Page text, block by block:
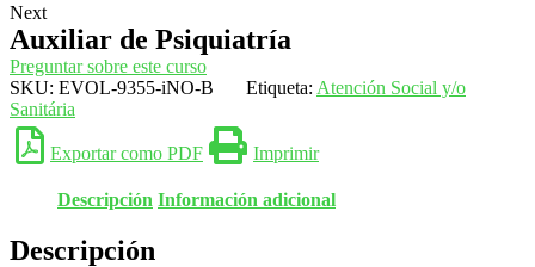
Next
Auxiliar de Psiquiatría
Preguntar sobre este curso
SKU: EVOL-9355-iNO-B Etiqueta: Atención Social y/o
Sanitária
Exportar como PDF Imprimir
Descripción Información adicional
Descripción